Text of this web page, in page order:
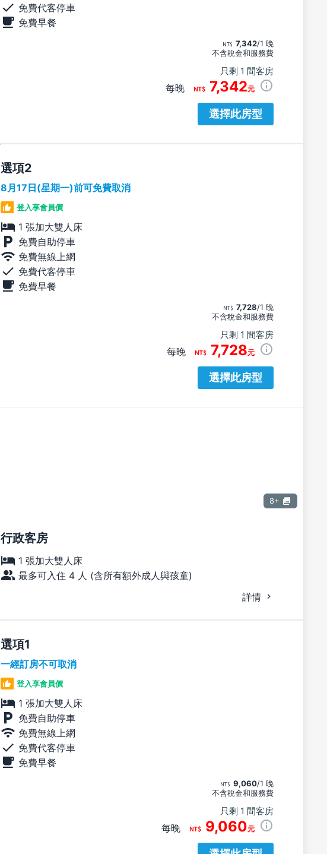
免費代客停車
免費早餐
7,342/1 晚
不含稅金和服務費
只剩 1 間客房
每晚 7,342元
選擇此房型
選項
8月17日(星期一)前可免費取消
登入享會員價
1 張加大雙人床
免費自助停車
免費無線上網
免費代客停車
免費早餐
7,728/1 晚
不含稅金和服務費
只剩 1 間客房
每晚 7,728元
選擇此房型
8+
行政客房
1 張加大雙人床
最多可入住 4 人 (含所有額外成人與孩童)
詳情
選項
一經訂房不可取消
登入享會員價
1 張加大雙人床
免費自助停車
免費無線上網
免費代客停車
免費早餐
9,060/1 晚
不含稅金和服務費
只剩 1 間客房
每晚 9,060元